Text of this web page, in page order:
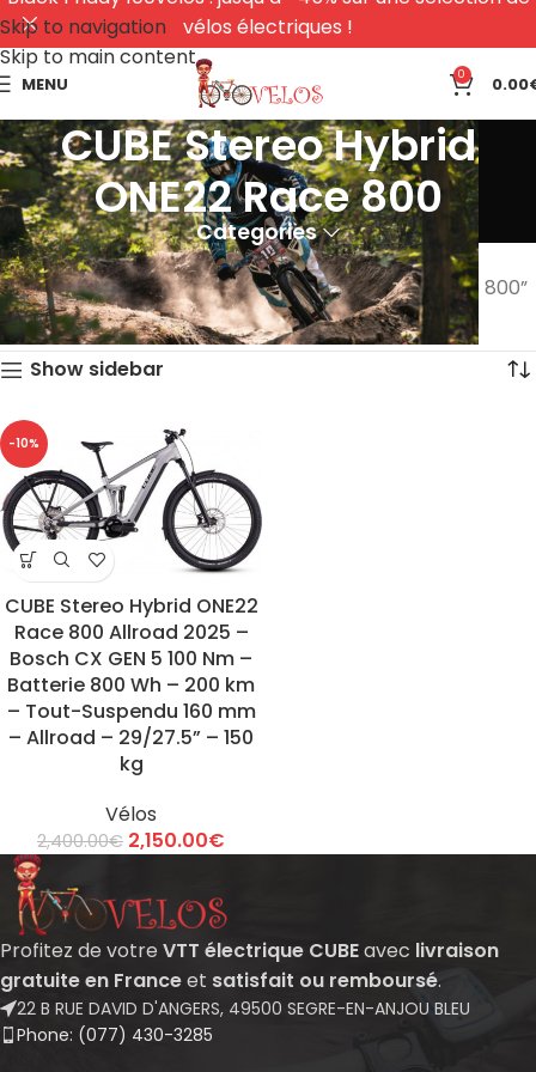
Skip to navigation
Skip to main content
MENU 0 0.00
CUBE Stereo Hybrid
ONE22 Race 800
Categories
Accueil
Produits identifiés “CUBE Stereo Hybrid ONE22 Race 800”
Voici le seul résultat
Show sidebar
-10%
CUBE Stereo Hybrid ONE22
Race 800 Allroad 2025 –
Bosch CX GEN 5 100 Nm –
Batterie 800 Wh – 200 km
– Tout-Suspendu 160 mm
– Allroad – 29/27.5” – 150
kg
Vélos
2,400.00€ 2,150.00€
Profitez de votre VTT électrique CUBEavec livraison
gratuite en Franceet satisfait ou remboursé.
22 B RUE DAVID D'ANGERS, 49500 SEGRE-EN-ANJOU BLEU
Phone: (077) 430-3285
vélos électriques !